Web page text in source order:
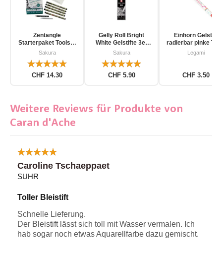
Zentangle
Starterpaket Toolset
für Einsteiger 12-
Sakura
CHF 14.30
Gelly Roll Bright
White Gelstifte 3er
Pack
Sakura
CHF 5.90
Einhorn Gelstift
radierbar pinke
Legami
CHF 3.50
Weitere Reviews für Produkte von
Caran d'Ache
Caroline Tschaeppaet
SUHR
Toller Bleistift
Schnelle Lieferung.
Der Bleistift lässt sich toll mit Wasser vermalen. Ich
hab sogar noch etwas Aquarellfarbe dazu gemischt.